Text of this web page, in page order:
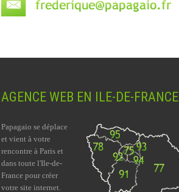
AGENCE WEB EN ILE-DE-FRANCE
Papagaio se déplace
et vient à votre
rencontre à Paris et
dans toute l'Ile-de-
France pour créer
votre site internet.